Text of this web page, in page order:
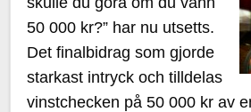
50 000 kr?” har nu utsetts.
Det finalbidrag som gjorde
starkast intryck och tilldelas
vinstchecken på 50 000 kr av